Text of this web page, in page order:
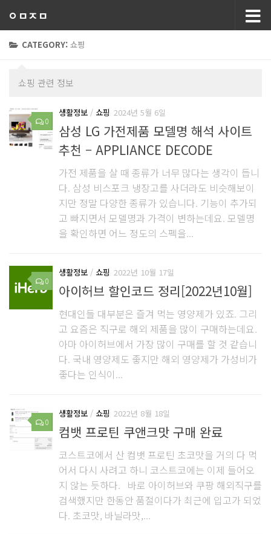
ㅇㅁㅈㅁ
CATEGORY:쇼핑
쇼핑 관련 정보
0
생활정보 / 쇼핑 2024년 5월 6일
삼성 LG 가전제품 모델명 해석 사이트
추천 – APPLIANCE DECODE
가전 제품을 살 때 종류가 너무 많다는 생각이 듭니
다. 삼성 비스포크 냉장고를 사더라도 비슷해보이
지만 정말 다양한 종류가 있습니다. 기능이 추가되
고 빠지면서 모델명과 가격이 변하는데요. 모델명
을 확인하면 어느 정도의 스펙을...
0
생활정보 / 쇼핑 2022년 10월 17일
아이허브 할인코드 정리[2022년10월]
현대인들 대부분은 즐겨 먹는 영양제가 있죠. 그리
고 요즘은 직구로 해외 제품을 많이 구매하는데요.
아마 아이허브에서 가장 많이 구매를 할 것 같습니
다. 국내 영양제도 좋지만 해외 영양제가 가성비가
좋다는 인식이...
0
생활정보 / 쇼핑 2022년 8월 18일
컴뱃 프로틴 쿠앤크맛 구매 완료
코스트코에서 산 컴뱃 프로틴 초코맛을 거의 다 먹
어서 다시 사려고 하니 코스트코에는 이제 들어오
지 않는 듯하다. 바로 아이허브와 쿠팡 해외직구를
검색했지만 한동안 품절이다가 최근에 입고가 되었
다. 초코맛, 바닐라맛,...